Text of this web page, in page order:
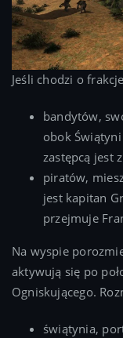
Jeśli chodzi o
bandytów,
obok
zastępcą jest
piratów,
jest kapitan
przejmuje
Na wyspie
aktywują się po
Ogniskującego.
świątynia,